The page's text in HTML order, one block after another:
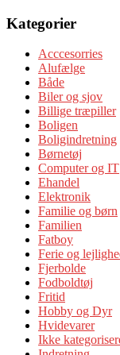
Kategorier
Acccesorries
Alufælge
Både
Biler og sjov
Billige træpiller
Boligen
Boligindretning
Børnetøj
Computer og IT
Ehandel
Elektronik
Familie og børn
Familien
Fatboy
Ferie og
Fjerbolde
Fodboldtøj
Fritid
Hobby og Dyr
Hvidevarer
Ikke